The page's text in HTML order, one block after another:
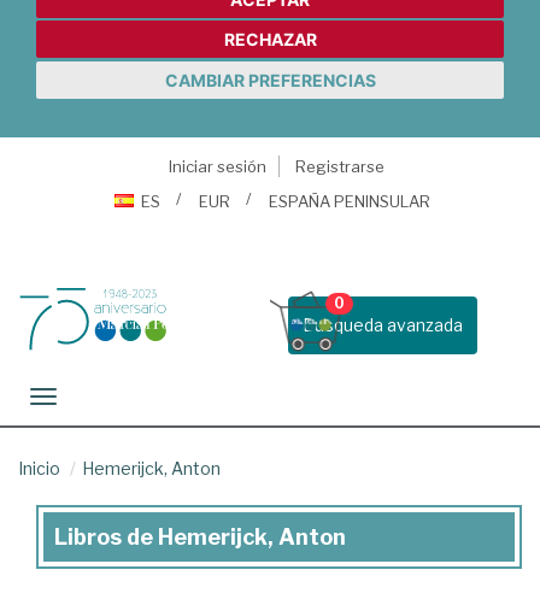
RECHAZAR
CAMBIAR PREFERENCIAS
Iniciar sesión
Registrarse
ES
EUR ESPAÑA PENINSULAR
Busqueda avanzada
0
Toggle navigation
Inicio Hemerijck, Anton
Libros
Libros de Hemerijck, Anton